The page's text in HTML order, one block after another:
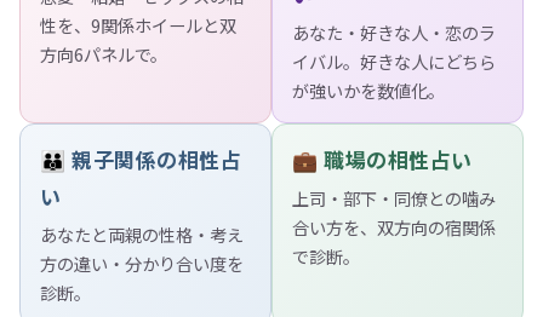
性を、9関係ホイールと双
方向6パネルで。
あなた・好きな人・恋のラ
イバル。好きな人にどちら
が強いかを数値化。
👪 親子関係の相性占
い
あなたと両親の性格・考え
方の違い・分かり合い度を
診断。
💼 職場の相性占い
上司・部下・同僚との噛み
合い方を、双方向の宿関係
で診断。